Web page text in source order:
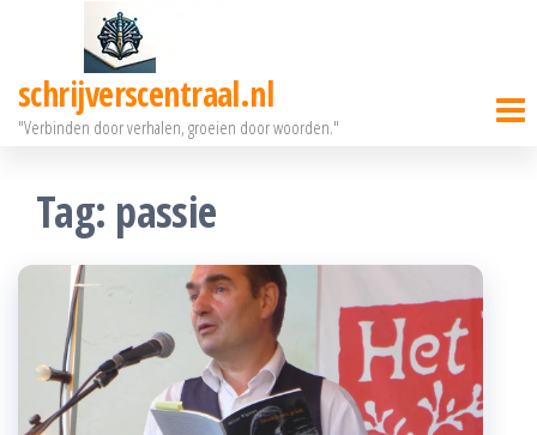
deschrijverscentraal.nl
"Verbinden door verhalen, groeien door woorden."
Tag: passie